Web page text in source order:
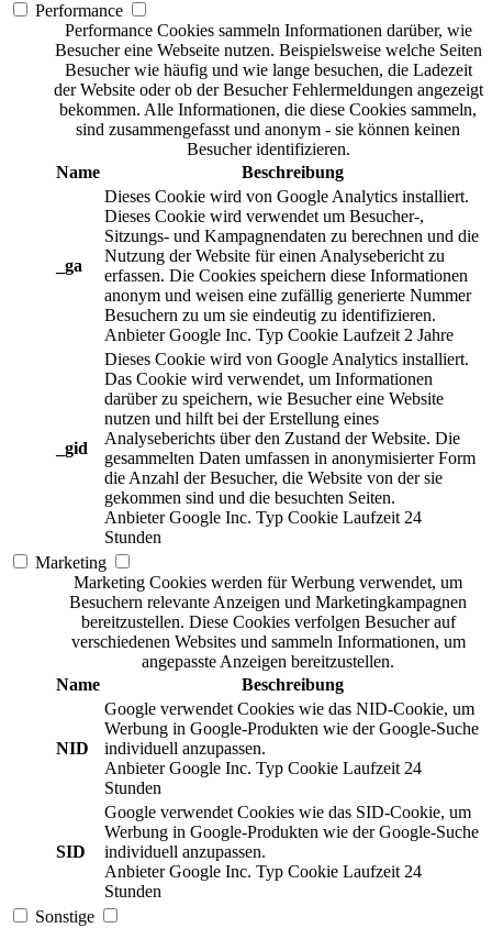
Performance
Performance Cookies sammeln Informationen darüber, wie
Besucher eine Webseite nutzen. Beispielsweise welche Seiten
Besucher wie häufig und wie lange besuchen, die Ladezeit
der Website oder ob der Besucher Fehlermeldungen angezeigt
bekommen. Alle Informationen, die diese Cookies sammeln,
sind zusammengefasst und anonym - sie können keinen
Besucher identifizieren.
Name
Beschreibung
_ga
Dieses Cookie wird von Google Analytics installiert.
Dieses Cookie wird verwendet um Besucher-,
Sitzungs- und Kampagnendaten zu berechnen und die
Nutzung der Website für einen Analysebericht zu
erfassen. Die Cookies speichern diese Informationen
anonym und weisen eine zufällig generierte Nummer
Besuchern zu um sie eindeutig zu identifizieren.
Anbieter Google Inc. Typ Cookie Laufzeit 2 Jahre
_gid
Dieses Cookie wird von Google Analytics installiert.
Das Cookie wird verwendet, um Informationen
darüber zu speichern, wie Besucher eine Website
nutzen und hilft bei der Erstellung eines
Analyseberichts über den Zustand der Website. Die
gesammelten Daten umfassen in anonymisierter Form
die Anzahl der Besucher, die Website von der sie
gekommen sind und die besuchten Seiten.
Anbieter Google Inc. Typ Cookie Laufzeit 24
Stunden
Marketing
Marketing Cookies werden für Werbung verwendet, um
Besuchern relevante Anzeigen und Marketingkampagnen
bereitzustellen. Diese Cookies verfolgen Besucher auf
verschiedenen Websites und sammeln Informationen, um
angepasste Anzeigen bereitzustellen.
Name
Beschreibung
NID
Google verwendet Cookies wie das NID-Cookie, um
Werbung in Google-Produkten wie der Google-Suche
individuell anzupassen.
Anbieter Google Inc. Typ Cookie Laufzeit 24
Stunden
SID
Google verwendet Cookies wie das SID-Cookie, um
Werbung in Google-Produkten wie der Google-Suche
individuell anzupassen.
Anbieter Google Inc. Typ Cookie Laufzeit 24
Stunden
Sonstige